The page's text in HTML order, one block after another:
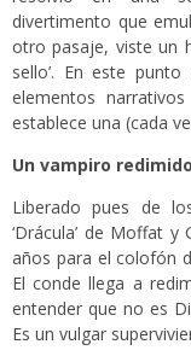
divertimento que
otro pasaje, viste un
sello’. En este
elementos
establece una (cada
Un vampiro redimido
Liberado pues de
‘Drácula’ de Moffat
años para el colofón
El conde llega a
entender que no es
Es un vulgar